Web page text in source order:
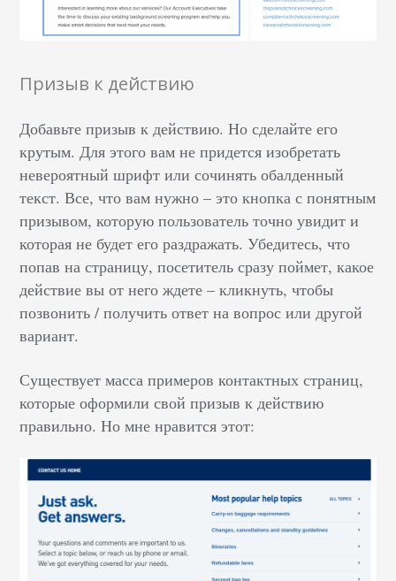
Призыв к действию
Добавьте призыв к действию. Но сделайте его
крутым. Для этого вам не придется изобретать
невероятный шрифт или сочинять обалденный
текст. Все, что вам нужно – это кнопка с понятным
призывом, которую пользователь точно увидит и
которая не будет его раздражать. Убедитесь, что
попав на страницу, посетитель сразу поймет, какое
действие вы от него ждете – кликнуть, чтобы
позвонить / получить ответ на вопрос или другой
вариант.
Существует масса примеров контактных страниц,
которые оформили свой призыв к действию
правильно. Но мне нравится этот: